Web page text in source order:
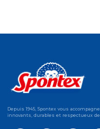
Depuis 1945, Spontex vous
innovants, durables et respectueux